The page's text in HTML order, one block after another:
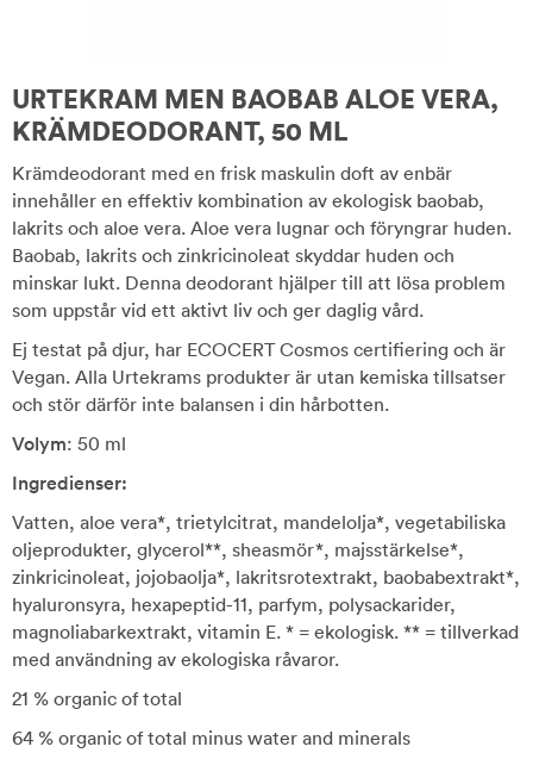
URTEKRAM MEN BAOBAB ALOE VERA,
KRÄMDEODORANT, 50 ML
Krämdeodorant med en frisk maskulin doft av enbär
innehåller en effektiv kombination av ekologisk baobab,
lakrits och aloe vera. Aloe vera lugnar och föryngrar huden.
Baobab, lakrits och zinkricinoleat skyddar huden och
minskar lukt. Denna deodorant hjälper till att lösa problem
som uppstår vid ett aktivt liv och ger daglig vård.
Ej testat på djur, har ECOCERT Cosmos certifiering och är
Vegan. Alla Urtekrams produkter är utan kemiska tillsatser
och stör därför inte balansen i din hårbotten.
Volym: 50 ml
Ingredienser:
Vatten, aloe vera*, trietylcitrat, mandelolja*, vegetabiliska
oljeprodukter, glycerol**, sheasmör*, majsstärkelse*,
zinkricinoleat, jojobaolja*, lakritsrotextrakt, baobabextrakt*,
hyaluronsyra, hexapeptid-11, parfym, polysackarider,
magnoliabarkextrakt, vitamin E. * = ekologisk. ** = tillverkad
med användning av ekologiska råvaror.
21 % organic of total
64 % organic of total minus water and minerals